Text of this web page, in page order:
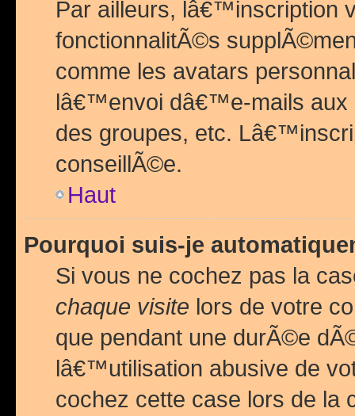
Par ailleurs, lâ€™inscription
fonctionnalitÃ©s
comme les avatars
lâ€™envoi dâ€™e-mails
des groupes, etc.
conseillÃ©e.
Haut
Pourquoi suis-je
Si vous ne cochez pas la
chaque visite lors de votre
que pendant une durÃ©e
lâ€™utilisation abusive de
cochez cette case lors de